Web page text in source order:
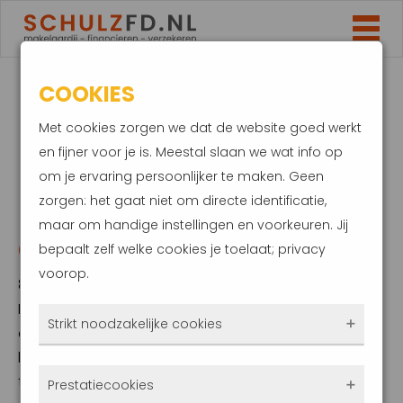
FORS MEER
HYPOTHEEKAANVRAGEN,
INCLUSIEF
OVERSLUITERS
8 april 2025
In de eerste drie maanden van 2025 werden
er via het HDN-platform 142.076
hypotheekaanvragen ingediend, wat een
toename van 23,4% betekent ten opzichte
COOKIES
Met cookies zorgen we dat de website goed werkt
en fijner voor je is. Meestal slaan we wat info op
om je ervaring persoonlijker te maken. Geen
zorgen: het gaat niet om directe identificatie,
maar om handige instellingen en voorkeuren. Jij
bepaalt zelf welke cookies je toelaat; privacy
voorop.
Strikt noodzakelijke cookies
Prestatiecookies